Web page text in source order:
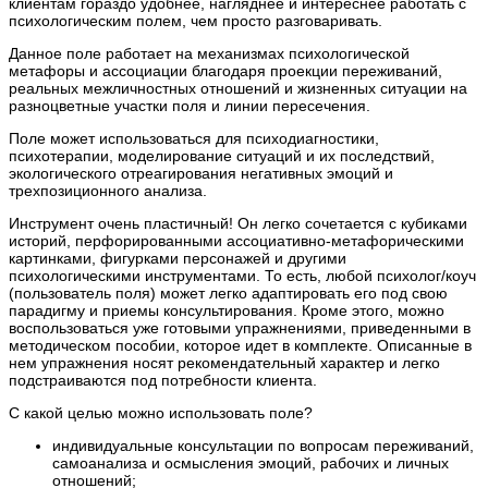
психологическим полем, чем просто разговаривать.
Данное поле работает на механизмах психологической
метафоры и ассоциации благодаря проекции переживаний,
реальных межличностных отношений и жизненных ситуации на
разноцветные участки поля и линии пересечения.
Поле может использоваться для психодиагностики,
психотерапии, моделирование ситуаций и их последствий,
экологического отреагирования негативных эмоций и
трехпозиционного анализа.
Инструмент очень пластичный! Он легко сочетается с кубиками
историй, перфорированными ассоциативно-метафорическими
картинками, фигурками персонажей и другими
психологическими инструментами. То есть, любой психолог/коуч
(пользователь поля) может легко адаптировать его под свою
парадигму и приемы консультирования. Кроме этого, можно
воспользоваться уже готовыми упражнениями, приведенными в
методическом пособии, которое идет в комплекте. Описанные в
нем упражнения носят рекомендательный характер и легко
подстраиваются под потребности клиента.
С какой целью можно использовать поле?
индивидуальные консультации по вопросам переживаний,
самоанализа и осмысления эмоций, рабочих и личных
отношений;